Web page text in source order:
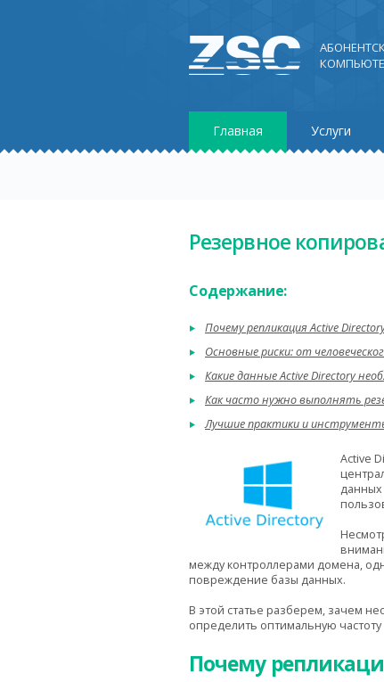
Главная Услуги
Резервное
Содержание:
Почему репликация Active
Основные риски: от
Какие данные Active Directory
Как часто нужно выполнять
Лучшие практики и
Active
между контроллерами домена,
повреждение базы данных.
В этой статье разберем, зачем
определить оптимальную
Почему